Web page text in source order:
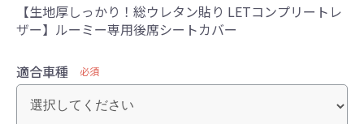
【生地厚しっかり！総ウレタン貼り LETコンプリートレ
ザー】ルーミー専用後席シートカバー
適合車種 必須